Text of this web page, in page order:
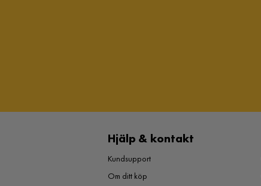
Hjälp & kontakt
Kundsupport
Om ditt köp